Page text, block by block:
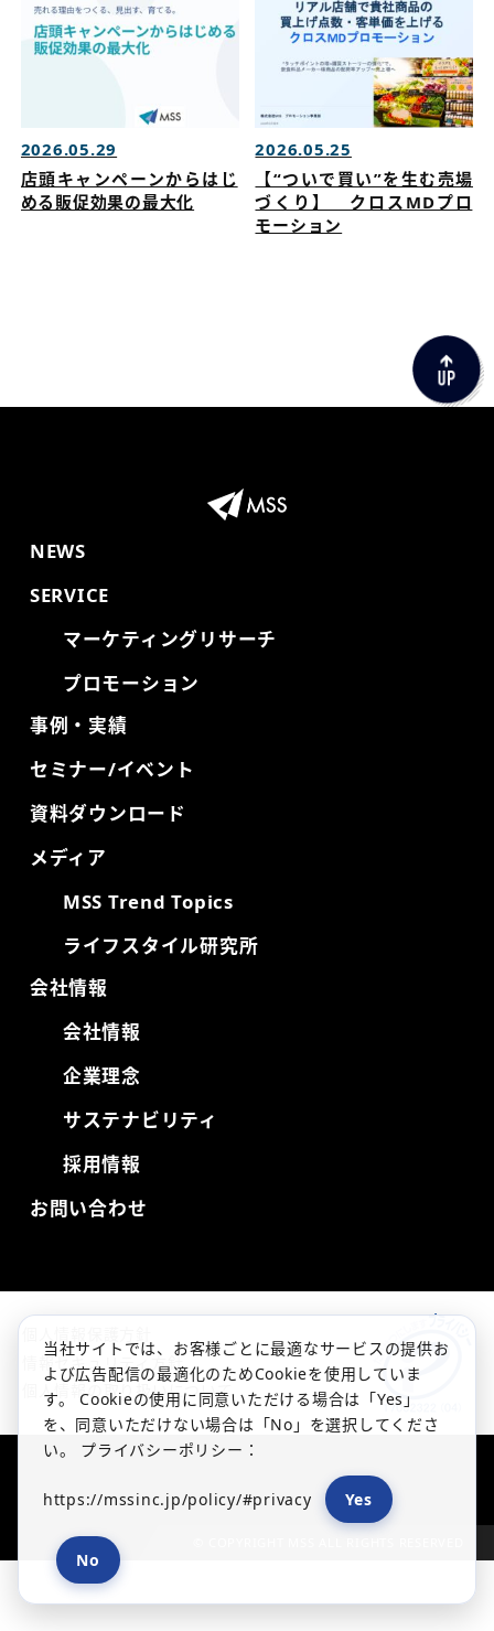
2026.05.29
店頭キャンペーンからはじ
める販促効果の最大化
2026.05.25
【“ついで買い”を生む売場
づくり】 クロスMDプロ
モーション
NEWS
SERVICE
マーケティングリサーチ
プロモーション
事例・実績
セミナー/イベント
資料ダウンロード
メディア
MSS Trend Topics
ライフスタイル研究所
会社情報
会社情報
企業理念
サステナビリティ
採用情報
お問い合わせ
情報セキュリティ方針
個人情報の取り扱いについて
当社サイトでは、お客様ごとに最適なサービスの提供お
よび広告配信の最適化のためCookieを使用していま
す。 Cookieの使用に同意いただける場合は「Yes」
を、同意いただけない場合は「No」を選択してくださ
い。 プライバシーポリシー：
https://mssinc.jp/policy/#privacy Yes
No